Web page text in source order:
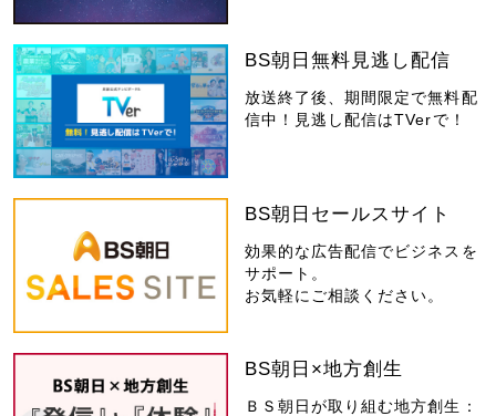
BS朝日無料見逃し配信
放送終了後、期間限定で無料配
信中！見逃し配信はTVerで！
BS朝日セールスサイト
効果的な広告配信でビジネスを
サポート。
お気軽にご相談ください。
BS朝日×地方創生
ＢＳ朝日が取り組む地方創生：